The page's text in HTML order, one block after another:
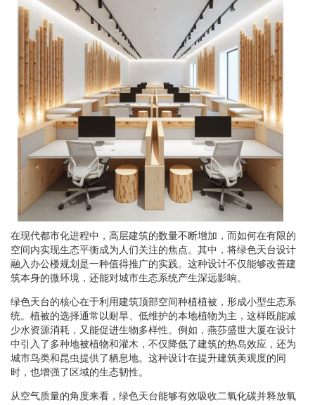
在现代都市化进程中，高层建筑的数量不断增加，而如何在有限的
空间内实现生态平衡成为人们关注的焦点。其中，将绿色天台设计
融入办公楼规划是一种值得推广的实践。这种设计不仅能够改善建
筑本身的微环境，还能对城市生态系统产生深远影响。
绿色天台的核心在于利用建筑顶部空间种植植被，形成小型生态系
统。植被的选择通常以耐旱、低维护的本地植物为主，这样既能减
少水资源消耗，又能促进生物多样性。例如，燕莎盛世大厦在设计
中引入了多种地被植物和灌木，不仅降低了建筑的热岛效应，还为
城市鸟类和昆虫提供了栖息地。这种设计在提升建筑美观度的同
时，也增强了区域的生态韧性。
从空气质量的角度来看，绿色天台能够有效吸收二氧化碳并释放氧